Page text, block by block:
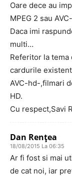
Oare dece au
MPEG 2 sau
Daca imi
multi…
Referitor la
cardurile
AVC-hd-,filmari
HD.
Cu respect,Savi
Dan Renţea
18/08/2015 La 06:35
Ar fi fost si mai
de cat noi, iar